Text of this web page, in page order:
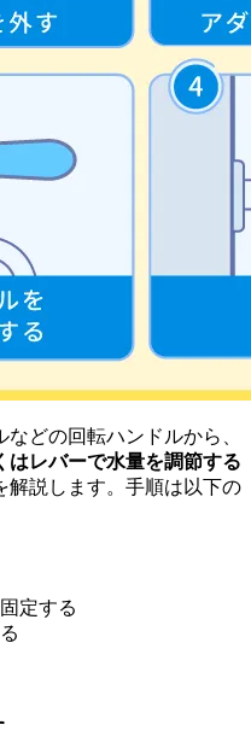
どの回転ハンドルから、
はレバーで水量を調節する
解説します。手順は以下の
定する